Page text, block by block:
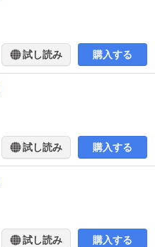
試し読み 購入する
試し読み 購入する
試し読み 購入する